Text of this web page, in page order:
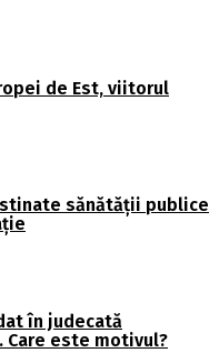
de Est, viitorul
sănătății publice
în judecată
Care este motivul?